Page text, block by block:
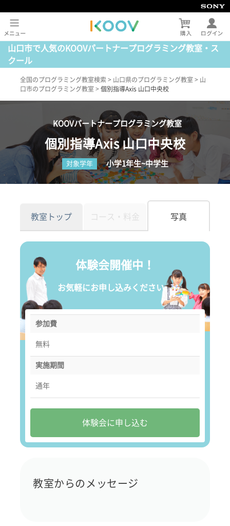
山口市で人気のKOOVパートナープログラミング教室・ス
クール
全国のプログラミング教室検索 > 山口県のプログラミング教室 > 山
口市のプログラミング教室 > 個別指導Axis 山口中央校
KOOVパートナープログラミング教室
個別指導Axis 山口中央校
対象学年 小学1年生~中学生
教室トップ コース・料金 写真
体験会開催中！
お気軽にお申し込みください。
参加費
無料
実施期間
通年
体験会に申し込む
教室からのメッセージ